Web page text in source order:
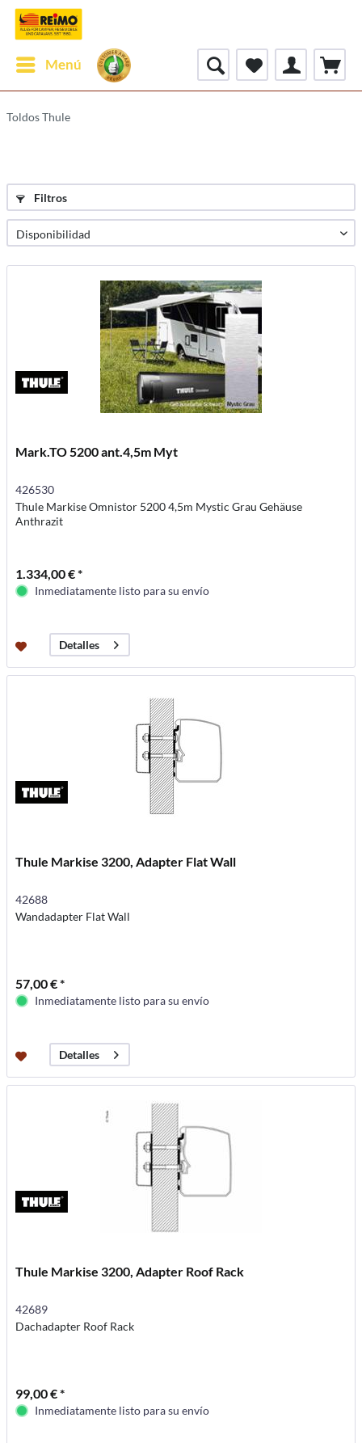
Menú
Toldos Thule
Filtros
Mark.TO 5200 ant.4,5m Myt
426530
Thule Markise Omnistor 5200 4,5m Mystic Grau Gehäuse
Anthrazit
1.334,00 € *
Inmediatamente listo para su envío
Detalles
Thule Markise 3200, Adapter Flat Wall
42688
Wandadapter Flat Wall
57,00 € *
Inmediatamente listo para su envío
Detalles
Thule Markise 3200, Adapter Roof Rack
42689
Dachadapter Roof Rack
99,00 € *
Inmediatamente listo para su envío